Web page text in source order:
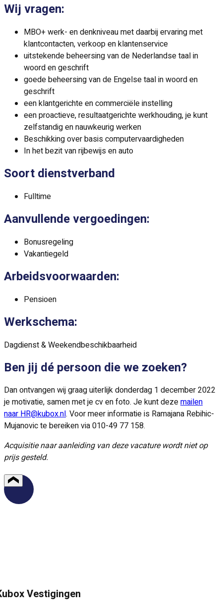
Wij vragen:
MBO+ werk- en denkniveau met daarbij ervaring met
klantcontacten, verkoop en klantenservice
uitstekende beheersing van de Nederlandse taal in
woord en geschrift
goede beheersing van de Engelse taal in woord en
geschrift
een klantgerichte en commerciële instelling
een proactieve, resultaatgerichte werkhouding, je kunt
zelfstandig en nauwkeurig werken
Beschikking over basis computervaardigheden
In het bezit van rijbewijs en auto
Soort dienstverband
Fulltime
Aanvullende vergoedingen:
Bonusregeling
Vakantiegeld
Arbeidsvoorwaarden:
Pensioen
Werkschema:
Dagdienst & Weekendbeschikbaarheid
Ben jij dé persoon die we zoeken?
Dan ontvangen wij graag uiterlijk donderdag 1 december 2022
je motivatie, samen met je cv en foto. Je kunt dezemailen
naar HR@kubox.nl. Voor meer informatie is Ramajana Rebihic-
Mujanovic te bereiken via 010-49 77 158.
Acquisitie naar aanleiding van deze vacature wordt niet op
prijs gesteld.
Vestigingen